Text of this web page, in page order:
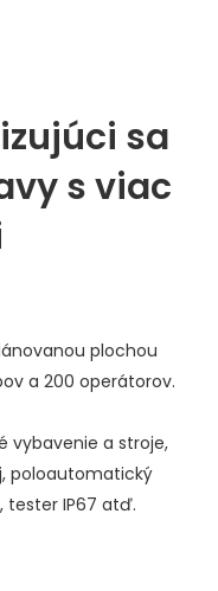
sa
s viac
plochou
a 200 operátorov.
vybavenie a stroje,
poloautomatický
tester IP67 atď.